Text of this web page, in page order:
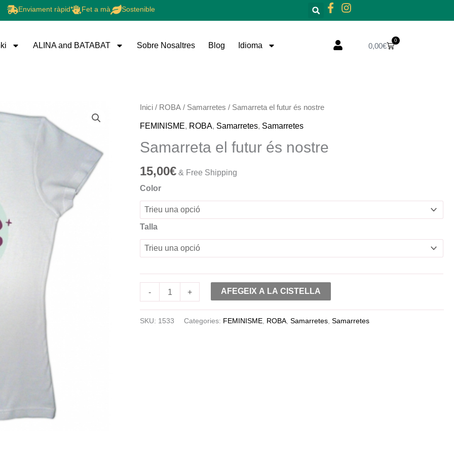
Enviament ràpid Fet a mà Sostenible
ALINA and BATABAT Sobre Nosaltres Blog Idioma 0,00€
0
Cistella
Inici / ROBA / Samarretes / Samarreta el futur és nostre
FEMINISME, ROBA, Samarretes, Samarretes
Samarreta el futur és nostre
15,00€ & Free Shipping
Color
Talla
-
quantitat
de
el
és
nostre
+ AFEGEIX A LA CISTELLA
SKU: 1533 Categories: FEMINISME ROBA ,Samarretes ,Samarretes